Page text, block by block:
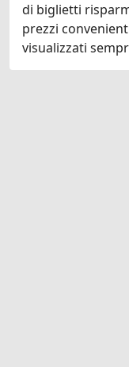
di biglietti
prezzi
visualizzati